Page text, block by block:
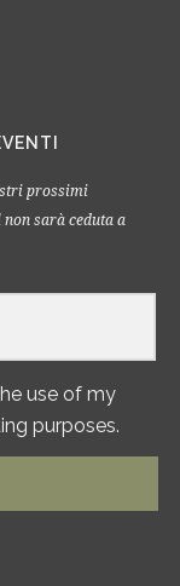
prossimi
sarà ceduta a
use of my
purposes.